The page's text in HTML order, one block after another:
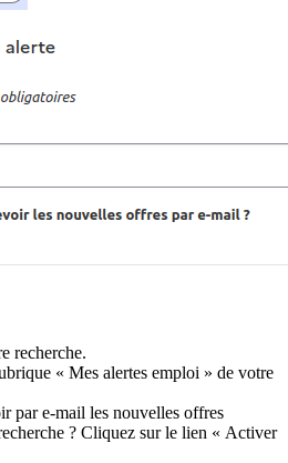
recherche.
« Mes alertes emploi » de votre
par e-mail les nouvelles offres
? Cliquez sur le lien « Activer